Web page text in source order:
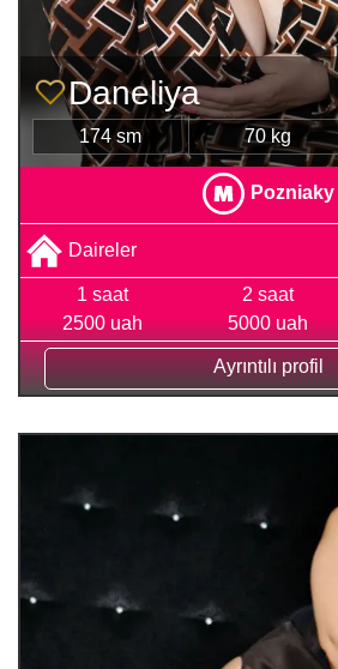
Daneliya
174 sm 70 kg
Pozniaky
Daireler
1 saat
2500 uah
2 saat
5000 uah
Ayrıntılı profil